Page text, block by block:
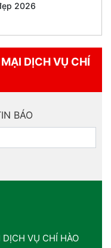
2026
DỊCH VỤ CHÍ
BÁO
VỤ CHÍ HÀO